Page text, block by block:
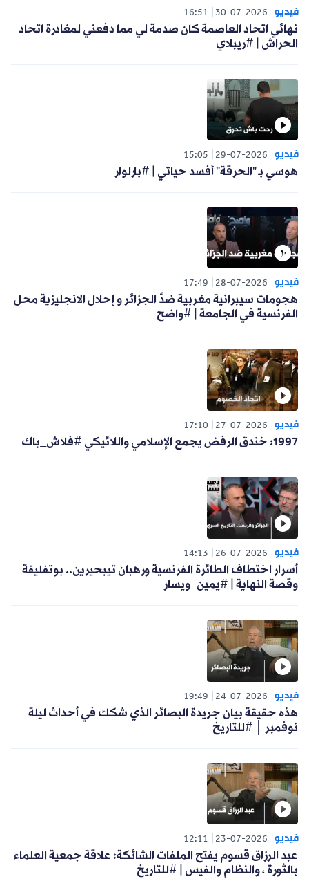
فيديو 30-07-2026
16:51
نهائي اتحاد العاصمة كان صدمة لي مما دفعني لمغادرة اتحاد
الحراش | #ريبلاي
فيديو 29-07-2026
15:05
هوسي بـ "الحرقة" أفسد حياتي | #بارلوار
فيديو 28-07-2026
17:49
هجومات سيبرانية مغربية ضدَّ الجزائر و إحلال الانجليزية محل
الفرنسية في الجامعة | #واضح
فيديو 27-07-2026
17:10
1997: خندق الرفض يجمع الإسلامي واللائيكي #فلاش_باك
فيديو 26-07-2026
14:13
أسرار اختطاف الطائرة الفرنسية ورهبان تيبحيرين.. بوتفليقة
وقصة النهاية | #يمين_ويسار
فيديو 24-07-2026
19:49
هذه حقيقة بيان جريدة البصائر الذي شكك في أحداث ليلة
نوفمبر │ #للتاريخ
فيديو 23-07-2026
12:11
عبد الرزاق قسوم يفتح الملفات الشائكة: علاقة جمعية العلماء
بالثورة ، والنظام والفيس | #للتاريخ